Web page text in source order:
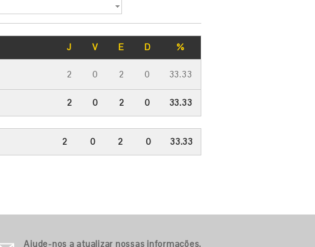
J V E D %
2 0 2 0 33.33
2 0 2 0 33.33
2 0 2 0 33.33
Ajude-nos a atualizar nossas informações.